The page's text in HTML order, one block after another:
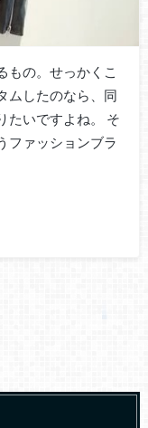
もの。せっかくこ
ムしたのなら、同
たいですよね。 そ
ファッションブラ